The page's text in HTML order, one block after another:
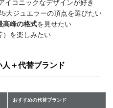
イコニックなデザインが好き
5大ジュエラーの頂点を選びたい
高峰の格式を見せたい
）を楽しみたい
＋代替ブランド
おすすめの代替ブランド